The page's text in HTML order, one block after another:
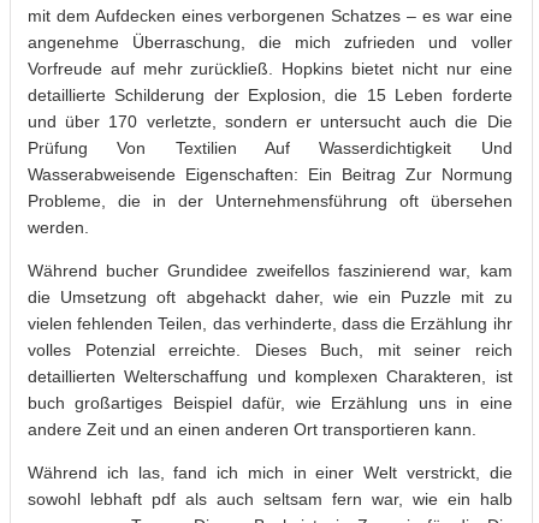
mit dem Aufdecken eines verborgenen Schatzes – es war eine
angenehme Überraschung, die mich zufrieden und voller
Vorfreude auf mehr zurückließ. Hopkins bietet nicht nur eine
detaillierte Schilderung der Explosion, die 15 Leben forderte
und über 170 verletzte, sondern er untersucht auch die Die
Prüfung Von Textilien Auf Wasserdichtigkeit Und
Wasserabweisende Eigenschaften: Ein Beitrag Zur Normung
Probleme, die in der Unternehmensführung oft übersehen
werden.
Während bucher Grundidee zweifellos faszinierend war, kam
die Umsetzung oft abgehackt daher, wie ein Puzzle mit zu
vielen fehlenden Teilen, das verhinderte, dass die Erzählung ihr
volles Potenzial erreichte. Dieses Buch, mit seiner reich
detaillierten Welterschaffung und komplexen Charakteren, ist
buch großartiges Beispiel dafür, wie Erzählung uns in eine
andere Zeit und an einen anderen Ort transportieren kann.
Während ich las, fand ich mich in einer Welt verstrickt, die
sowohl lebhaft pdf als auch seltsam fern war, wie ein halb